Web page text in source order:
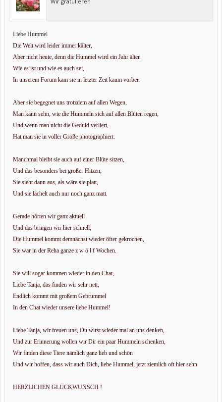
Liebe Hummel
Die Welt wird leider immer kälter,
Aber nicht heute, denn die Hummel wird ein Jahr älter.
Wie es ist und wie es auch sei,
In unserem Forum kam sie in letzter Zeit kaum vorbei.
Aber sie begegnet uns trotzdem auf allen Wegen,
Man kann sehn, wie die Hummeln sich auf allen Blüten regen,
Und wenn man nicht die Geduld verliert,
Hat man sie in voller Größe photographiert.
Manchmal bleibt sie auch auf einer Blüte sitzen,
Und das besonders bei großer Hitzen,
Sie sieht dann aus, als wäre sie platt,
Und sie lächelt auch nur noch ganz matt.
Gerade hörten wir ganz aktuell
Und das bringen wir hier schnell,
Die Hummel kommt demnächst wieder öfter gekrochen,
Sie war in der Reha ganze z w ö l f Wochen.
Sie will sogar kommen wieder in den Chat,
Liebe Tanja, das finden wir sehr nett,
Endlich kommt mit großem Gebrummel
In den Chat wieder unsere liebe Hummel!
Liebe Tanja, wir freuen uns, Du wirst wieder mal an uns denken,
Und zur Erinnerung wollen wir Dir ein paar Hummeln schenken,
Wir finden diese Tiere nämlich ganz lieb und schön
Und wir hoffen, dass wir auch Dich, liebe Hummel, jetzt ziemlich oft hier sehn.
HERZLICHEN GLÜCKWUNSCH !